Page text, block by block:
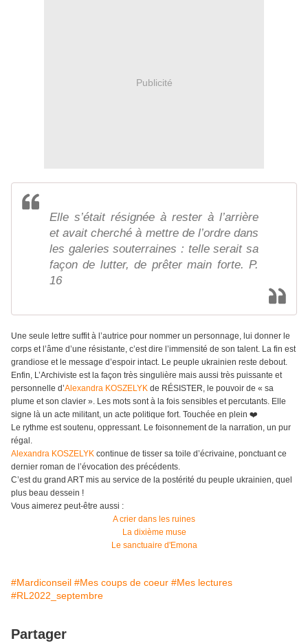
Publicité
Elle s’était résignée à rester à l’arrière
et avait cherché à mettre de l’ordre dans
les galeries souterraines : telle serait sa
façon de lutter, de prêter main forte. P.
16
Une seule lettre suffit à l’autrice pour nommer un personnage, lui donner le
corps et l’âme d’une résistante, c’est dire l’immensité de son talent. La fin est
grandiose et le message d’espoir intact. Le peuple ukrainien reste debout.
Enfin, L’Archiviste est la façon très singulière mais aussi très puissante et
personnelle d’Alexandra KOSZELYK de RÉSISTER, le pouvoir de « sa
plume et son clavier ». Les mots sont à la fois sensibles et percutants. Elle
signe là un acte militant, un acte politique fort. Touchée en plein ❤️
Le rythme est soutenu, oppressant. Le foisonnement de la narration, un pur
régal.
Alexandra KOSZELYK continue de tisser sa toile d’écrivaine, ponctuant ce
dernier roman de l’évocation des précédents.
C’est du grand ART mis au service de la postérité du peuple ukrainien, quel
plus beau dessein !
Vous aimerez peut-être aussi :
A crier dans les ruines
La dixième muse
Le sanctuaire d'Emona
#Mardiconseil #Mes coups de coeur #Mes lectures
#RL2022_septembre
Partager